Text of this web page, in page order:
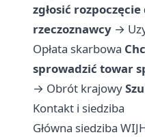
zgłosić
rzeczoznawcy →
Opłata skarbowa
sprowadzić towar
→ Obrót krajowy
Kontakt i siedziba
Główna siedziba